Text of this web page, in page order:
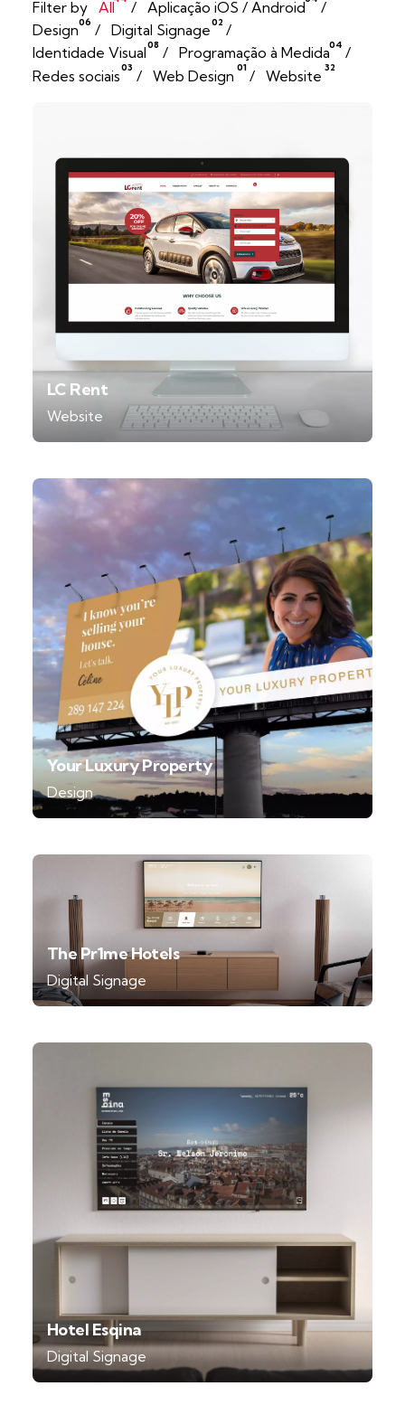
Filter by All Aplicação iOS / Android
Design
06
Digital Signage
02
Identidade Visual
08
Programação à Medida
04
Redes sociais
03
Web Design
01
Website
32
LC Rent
Website
Your Luxury Property
Design
The Pr1me Hotels
Digital Signage
Hotel Esqina
Digital Signage